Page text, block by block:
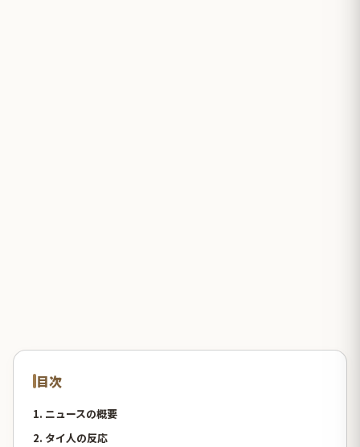
目次
1. ニュースの概要
2. タイ人の反応